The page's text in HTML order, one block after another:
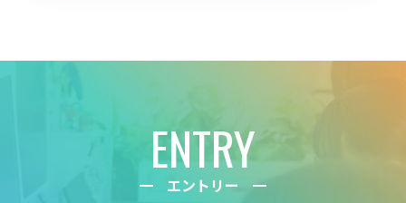
ENTRY
エントリー